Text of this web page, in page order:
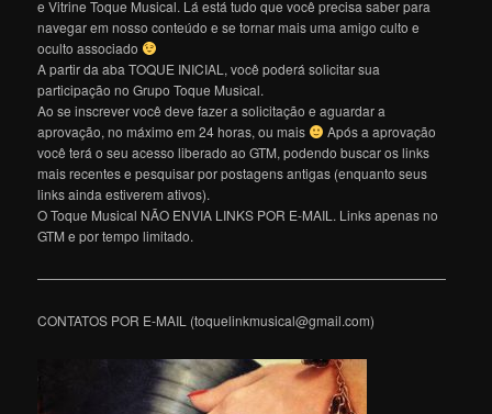
e Vitrine Toque Musical. Lá está tudo que você precisa saber para
navegar em nosso conteúdo e se tornar mais uma amigo culto e
oculto associado
A partir da aba TOQUE INICIAL, você poderá solicitar sua
participação no Grupo Toque Musical.
Ao se inscrever você deve fazer a solicitação e aguardar a
aprovação, no máximo em 24 horas, ou mais
Após a aprovação
você terá o seu acesso liberado ao GTM, podendo buscar os links
mais recentes e pesquisar por postagens antigas (enquanto seus
links ainda estiverem ativos).
O Toque Musical NÃO ENVIA LINKS POR E-MAIL. Links apenas no
GTM e por tempo limitado.
———————————————————————————————
CONTATOS POR E-MAIL (toquelinkmusical@gmail.com)